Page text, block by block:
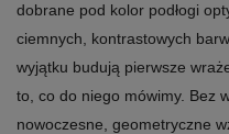
dobrane pod kolor podłogi
ciemnych, kontrastowych
wyjątku budują pierwsze
to, co do niego mówimy. Bez
nowoczesne, geometryczne